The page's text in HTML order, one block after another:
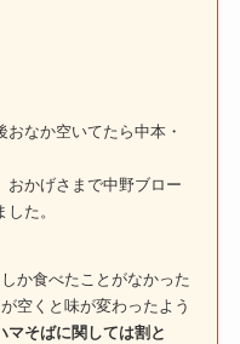
なか空いてたら中本・
おかげさまで中野ブロー
た。
か食べたことがなかった
空くと味が変わったよう
マそばに関しては割と